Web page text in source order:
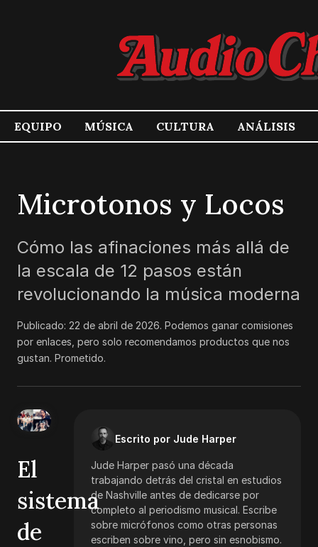
EQUIPO MÚSICA CULTURA ANÁLISIS
Microtonos y Locos
Cómo las afinaciones más allá de
la escala de 12 pasos están
revolucionando la música moderna
Publicado: 22 de abril de 2026. Podemos ganar comisiones
por enlaces, pero solo recomendamos productos que nos
gustan. Prometido.
Escrito por Jude Harper
Jude Harper pasó una década
trabajando detrás del cristal en estudios
de Nashville antes de dedicarse por
completo al periodismo musical. Escribe
sobre micrófonos como otras personas
escriben sobre vino, pero sin esnobismo.
El
sistema
de